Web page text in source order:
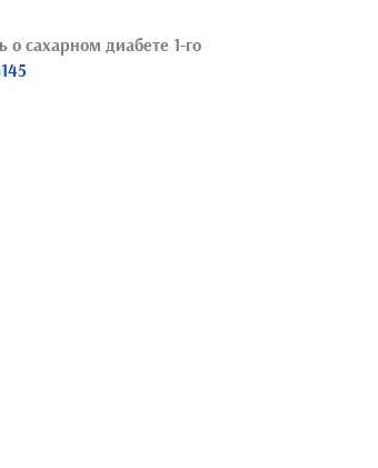
о сахарном диабете 1-го